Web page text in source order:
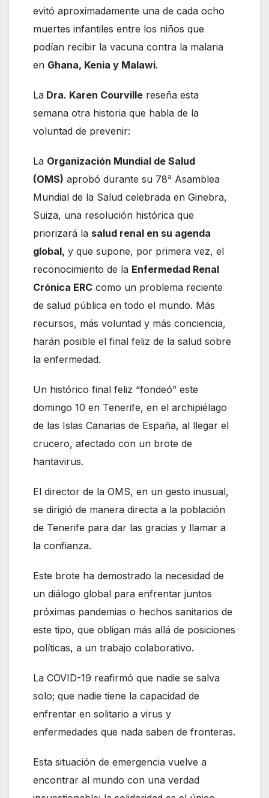
evitó aproximadamente una de cada ocho
muertes infantiles entre los niños que
podían recibir la vacuna contra la malaria
en Ghana, Kenia y Malawi.
La Dra. Karen Courville reseña esta
semana otra historia que habla de la
voluntad de prevenir:
La Organización Mundial de Salud
(OMS) aprobó durante su 78a Asamblea
Mundial de la Salud celebrada en Ginebra,
Suiza, una resolución histórica que
priorizará la salud renal en su agenda
global, y que supone, por primera vez, el
reconocimiento de la Enfermedad Renal
Crónica ERC como un problema reciente
de salud pública en todo el mundo. Más
recursos, más voluntad y más conciencia,
harán posible el final feliz de la salud sobre
la enfermedad.
Un histórico final feliz “fondeó” este
domingo 10 en Tenerife, en el archipiélago
de las Islas Canarias de España, al llegar el
crucero, afectado con un brote de
hantavirus.
El director de la OMS, en un gesto inusual,
se dirigió de manera directa a la población
de Tenerife para dar las gracias y llamar a
la confianza.
Este brote ha demostrado la necesidad de
un diálogo global para enfrentar juntos
próximas pandemias o hechos sanitarios de
este tipo, que obligan más allá de posiciones
políticas, a un trabajo colaborativo.
La COVID-19 reafirmó que nadie se salva
solo; que nadie tiene la capacidad de
enfrentar en solitario a virus y
enfermedades que nada saben de fronteras.
Esta situación de emergencia vuelve a
encontrar al mundo con una verdad